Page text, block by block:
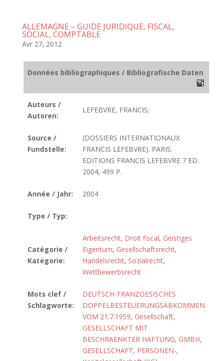
ALLEMAGNE – GUIDE JURIDIQUE, FISCAL,
SOCIAL, COMPTABLE
Avr 27, 2012
Données bibliographiques / Bibliografische Daten
Auteurs /
Autoren:
LEFEBVRE, FRANCIS;
Source /
Fundstelle:
(DOSSIERS INTERNATIONAUX
FRANCIS LEFEBVRE). PARIS.
EDITIONS FRANCIS LEFEBVRE 7 ED.
2004, 499 P.
Année / Jahr: 2004
Type / Typ:
Catégorie /
Kategorie:
Arbeitsrecht, Droit fiscal, Geistiges
Eigentum, Gesellschaftsrecht,
Handelsrecht, Sozialrecht,
Wettbewerbsrecht
Mots clef /
Schlagworte:
DEUTSCH-FRANZOESISCHES
DOPPELBESTEUERUNGSABKOMMEN
VOM 21.7.1959, Gesellschaft,
GESELLSCHAFT MIT
BESCHRAENKTER HAFTUNG, GMBH,
GESELLSCHAFT, PERSONEN-,